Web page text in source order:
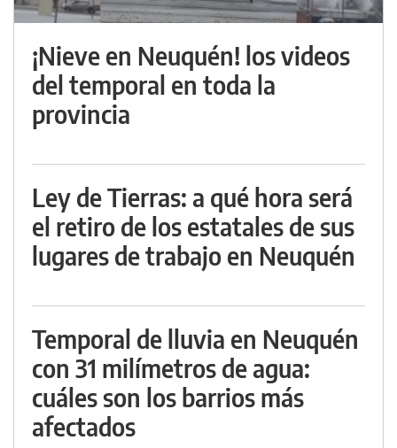
¡Nieve en Neuquén! los videos
del temporal en toda la
provincia
Ley de Tierras: a qué hora será
el retiro de los estatales de sus
lugares de trabajo en Neuquén
Temporal de lluvia en Neuquén
con 31 milímetros de agua:
cuáles son los barrios más
afectados